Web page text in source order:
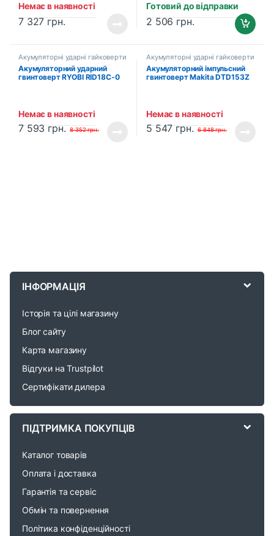
Немає в наявності
7 327 грн.
Готовий до відправки
2 506 грн.
Акумуляторні ударні гайковерти
та імпакти
Акумуляторний ударний
гвинтоверт RYOBI RID18C-0
Немає в наявності
7 593 грн. 8 352грн.
Акумуляторні ударні гайковерти
та імпакти
Акумуляторний імпульсний
гвинтоверт Makita DTD153Z
Немає в наявності
5 547 грн. 6 848грн.
C
ІНФОРМАЦІЯ
Історія та цілі магазину
Блог сайту
Карта магазину
Відгуки на Trustpilot
Сертифікати дилера
ПІДТРИМКА ПОКУПЦІВ
Каталог товарів
Оплата і доставка
Гарантія та сервіс
Обмін та повернення
Політика конфіденційності